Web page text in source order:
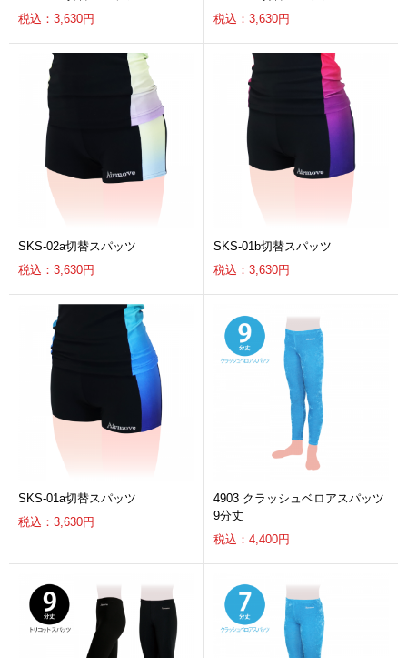
税込：3,630円
税込：3,630円
SKS-02a切替スパッツ
税込：3,630円
SKS-01b切替スパッツ
税込：3,630円
SKS-01a切替スパッツ
税込：3,630円
4903 クラッシュベロアスパッツ
9分丈
税込：4,400円